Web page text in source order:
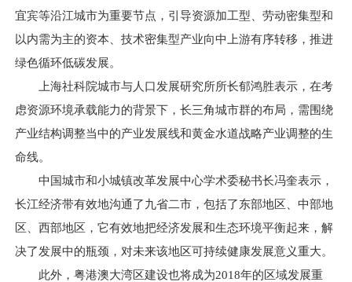
宜宾等沿江城市为重要节点，引导资源加工型、劳动密集型和
以内需为主的资本、技术密集型产业向中上游有序转移，推进
绿色循环低碳发展。
上海社科院城市与人口发展研究所所长郁鸿胜表示，在考
虑资源环境承载能力的背景下，长三角城市群的布局，需围绕
产业结构调整当中的产业发展线和黄金水道战略产业调整的生
命线。
中国城市和小城镇改革发展中心学术委秘书长冯奎表示，
长江经济带有效地沟通了九省二市，包括了东部地区、中部地
区、西部地区，它有效地把经济发展和生态环境平衡起来，解
决了发展中的瓶颈，对未来该地区可持续健康发展意义重大。
此外，粤港澳大湾区建设也将成为2018年的区域发展重